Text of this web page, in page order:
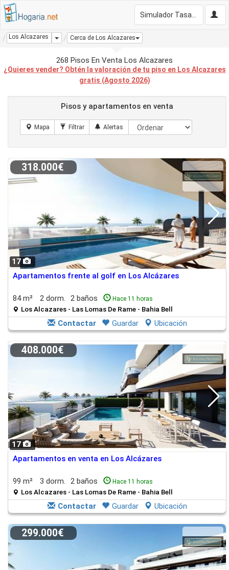
Los Alcazares Dropdown
Cerca de Los Alcazares
268 Pisos En Venta Los Alcazares
¿Quieres vender? Obtén la valoración de tu piso en Los Alcazares
gratis (Agosto 2026)
Pisos y apartamentos en venta
17
318.000€
Apartamentos frente al golf en Los Alcázares
84 m² 2 dorm. 2 baños Hace 11 horas
Los Alcazares - Las Lomas De Rame - Bahia Bell
Contactar Guardar Ubicación
17
408.000€
Apartamentos en venta en Los Alcázares
99 m² 3 dorm. 2 baños Hace 11 horas
Los Alcazares - Las Lomas De Rame - Bahia Bell
Contactar Guardar Ubicación
299.000€